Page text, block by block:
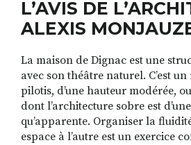
L’AVIS DE
ALEXIS
La maison de Dignac est une
avec son théâtre naturel. C’est
pilotis, d’une hauteur modérée,
dont l’architecture sobre est
qu’apparente. Organiser la
espace à l’autre est un exercice